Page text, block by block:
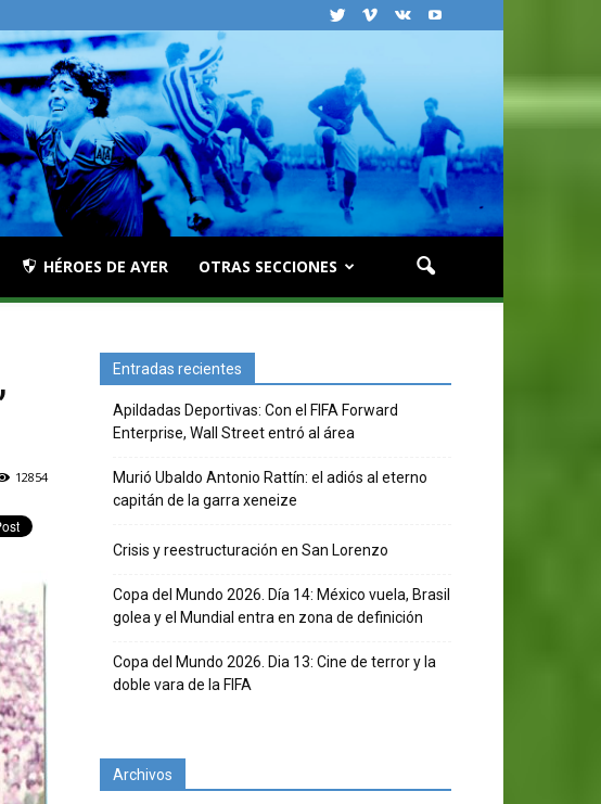
HÉROES DE AYER OTRAS SECCIONES
12854
Entradas recientes
Apildadas Deportivas: Con el FIFA Forward
Enterprise, Wall Street entró al área
Murió Ubaldo Antonio Rattín: el adiós al eterno
capitán de la garra xeneize
Crisis y reestructuración en San Lorenzo
Copa del Mundo 2026. Día 14: México vuela, Brasil
golea y el Mundial entra en zona de definición
Copa del Mundo 2026. Dia 13: Cine de terror y la
doble vara de la FIFA
Archivos